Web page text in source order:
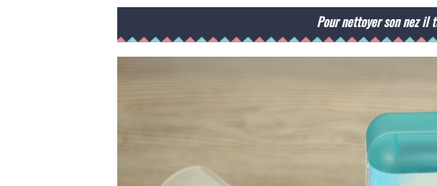
Pour nettoyer son nez il